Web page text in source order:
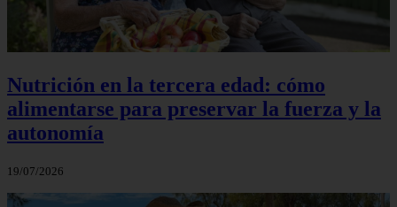
Nutrición en la tercera edad: cómo
alimentarse para preservar la fuerza y la
autonomía
19/07/2026